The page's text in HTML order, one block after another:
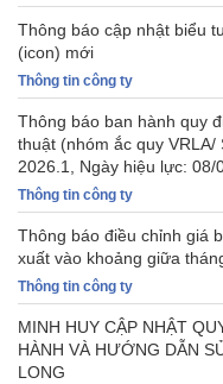
BỘ LƯU ĐIỆN (UPS) ARES
6KW, Tower, 3P-1P,
Thông báo cập nhật biểu
(icon) mới
Thông tin công ty
Thông báo ban hành quy
thuật (nhóm ắc quy VRLA/
2026.1, Ngày hiệu lực: 08/
Thông tin công ty
Thông báo điều chỉnh giá
xuất vào khoảng giữa
Thông tin công ty
MINH HUY CẬP NHẬT
HÀNH VÀ HƯỚNG DẪN
LONG